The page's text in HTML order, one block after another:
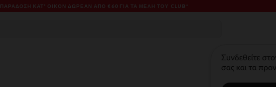
ΠΑΡΆΔΟΣΗ ΚΑΤ' ΟΊΚΟΝ ΔΩΡΕΑΝ ΑΠΌ €60 ΓΙΑ ΤΑ ΜΈΛΗ ΤΟΥ CLUB*
Συνδεθείτε
σας και τα